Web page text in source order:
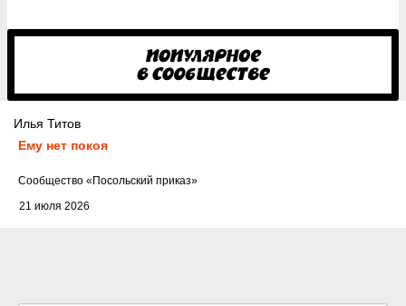
Илья Титов
Ему нет покоя
21 июля 2026
Cообщество «Посольский приказ»